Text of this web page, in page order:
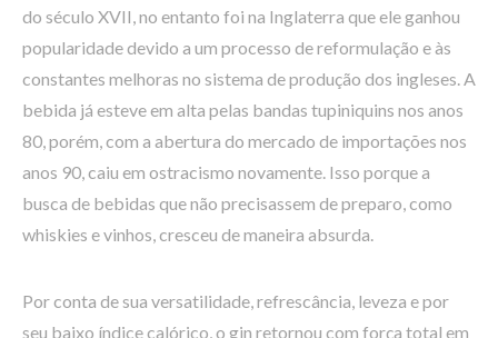
do século XVII, no entanto foi na Inglaterra que ele ganhou
popularidade devido a um processo de reformulação e às
constantes melhoras no sistema de produção dos ingleses. A
bebida já esteve em alta pelas bandas tupiniquins nos anos
80, porém, com a abertura do mercado de importações nos
anos 90, caiu em ostracismo novamente. Isso porque a
busca de bebidas que não precisassem de preparo, como
whiskies e vinhos, cresceu de maneira absurda.
Por conta de sua versatilidade, refrescância, leveza e por
seu baixo índice calórico, o gin retornou com força total em